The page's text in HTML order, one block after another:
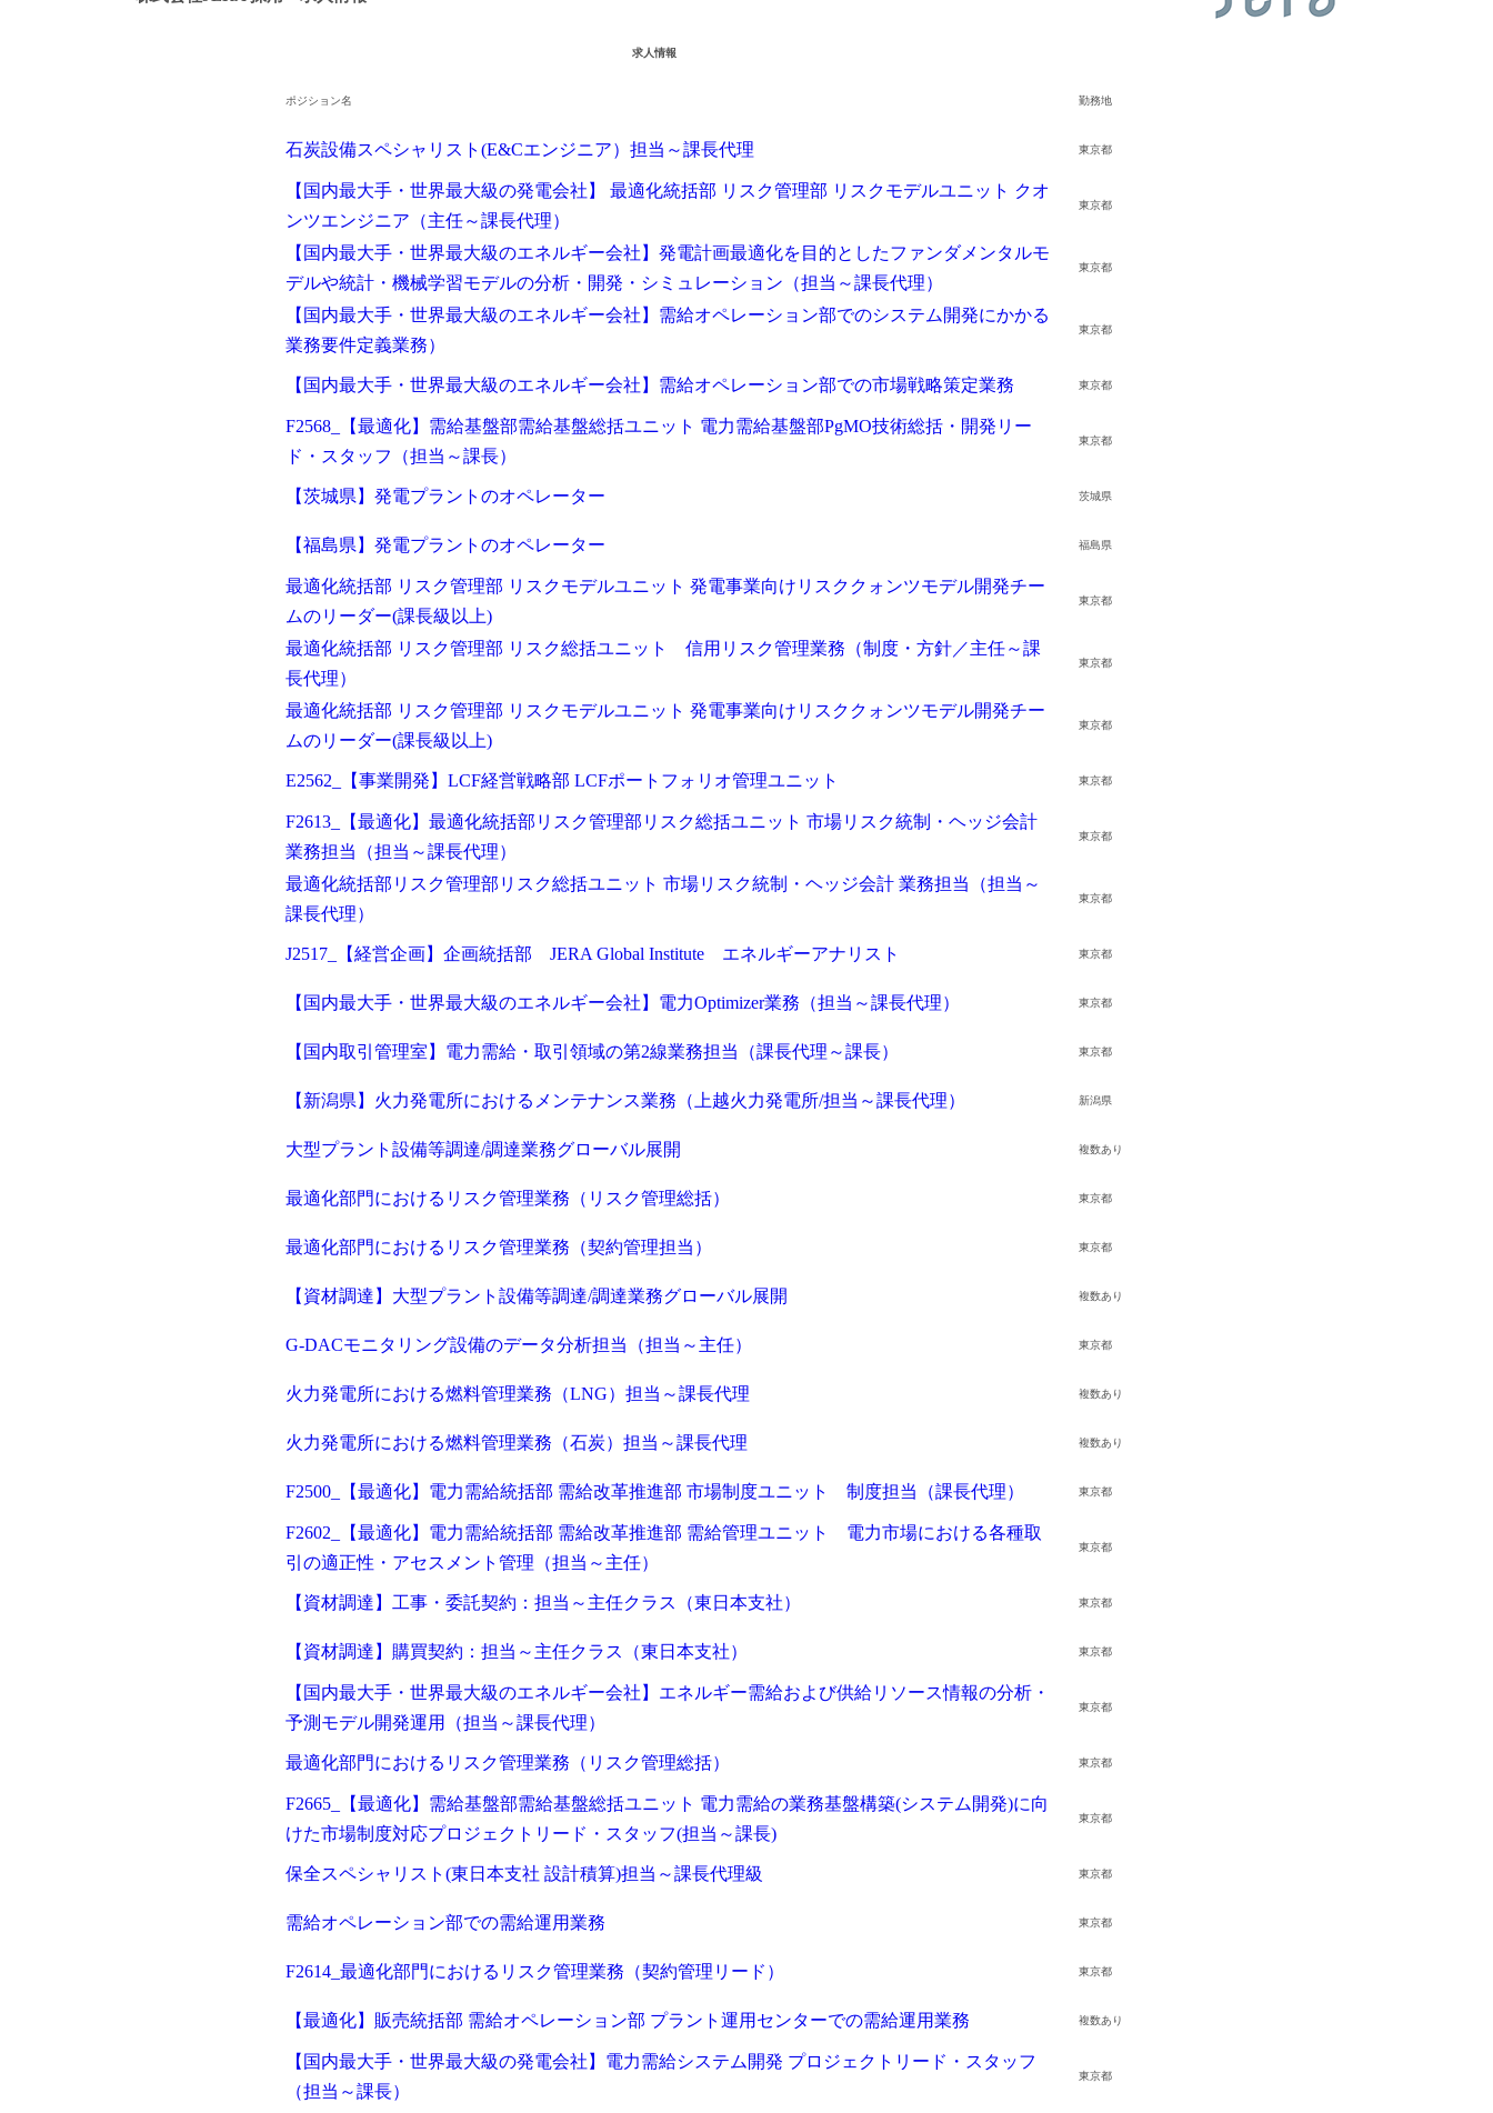
キャンセル ログアウト
はじめに、あなたが活かしたい 「ご経験業種」をお選びください
サービス（人材・ホテル・旅行・教育）
消費財（食品・アパレル・トイレタリー） マスコミ（広告・制作）
建設・不動産
コンサルティング・シンクタンク・事務所
求人情報
ポジション名 勤務地
石炭設備スペシャリスト(E&Cエンジニア）担当～課長代理 東京都
【国内最大手・世界最大級の発電会社】 最適化統括部 リスク管理部 リスクモデルユニット クオ
ンツエンジニア（主任～課長代理）
東京都
【国内最大手・世界最大級のエネルギー会社】発電計画最適化を目的としたファンダメンタルモ
デルや統計・機械学習モデルの分析・開発・シミュレーション（担当～課長代理）
東京都
【国内最大手・世界最大級のエネルギー会社】需給オペレーション部でのシステム開発にかかる
業務要件定義業務）
東京都
【国内最大手・世界最大級のエネルギー会社】需給オペレーション部での市場戦略策定業務 東京都
F2568_【最適化】需給基盤部需給基盤総括ユニット 電力需給基盤部PgMO技術総括・開発リー
ド・スタッフ（担当～課長）
東京都
【茨城県】発電プラントのオペレーター 茨城県
【福島県】発電プラントのオペレーター 福島県
最適化統括部 リスク管理部 リスクモデルユニット 発電事業向けリスククォンツモデル開発チー
ムのリーダー(課長級以上)
東京都
最適化統括部 リスク管理部 リスク総括ユニット 信用リスク管理業務（制度・方針／主任～課
長代理）
東京都
最適化統括部 リスク管理部 リスクモデルユニット 発電事業向けリスククォンツモデル開発チー
ムのリーダー(課長級以上)
東京都
E2562_【事業開発】LCF経営戦略部 LCFポートフォリオ管理ユニット 東京都
F2613_【最適化】最適化統括部リスク管理部リスク総括ユニット 市場リスク統制・ヘッジ会計
業務担当（担当～課長代理）
東京都
最適化統括部リスク管理部リスク総括ユニット 市場リスク統制・ヘッジ会計 業務担当（担当～
課長代理）
東京都
J2517_【経営企画】企画統括部 JERA Global Institute エネルギーアナリスト 東京都
【国内最大手・世界最大級のエネルギー会社】電力Optimizer業務（担当～課長代理） 東京都
【国内取引管理室】電力需給・取引領域の第2線業務担当（課長代理～課長） 東京都
【新潟県】火力発電所におけるメンテナンス業務（上越火力発電所/担当～課長代理） 新潟県
大型プラント設備等調達/調達業務グローバル展開 複数あり
最適化部門におけるリスク管理業務（リスク管理総括） 東京都
最適化部門におけるリスク管理業務（契約管理担当） 東京都
【資材調達】大型プラント設備等調達/調達業務グローバル展開 複数あり
G-DACモニタリング設備のデータ分析担当（担当～主任） 東京都
火力発電所における燃料管理業務（LNG）担当～課長代理 複数あり
火力発電所における燃料管理業務（石炭）担当～課長代理 複数あり
F2500_【最適化】電力需給統括部 需給改革推進部 市場制度ユニット 制度担当（課長代理） 東京都
F2602_【最適化】電力需給統括部 需給改革推進部 需給管理ユニット 電力市場における各種取
引の適正性・アセスメント管理（担当～主任）
東京都
【資材調達】工事・委託契約：担当～主任クラス（東日本支社） 東京都
【資材調達】購買契約：担当～主任クラス（東日本支社） 東京都
【国内最大手・世界最大級のエネルギー会社】エネルギー需給および供給リソース情報の分析・
予測モデル開発運用（担当～課長代理）
東京都
最適化部門におけるリスク管理業務（リスク管理総括） 東京都
F2665_【最適化】需給基盤部需給基盤総括ユニット 電力需給の業務基盤構築(システム開発)に向
けた市場制度対応プロジェクトリード・スタッフ(担当～課長)
東京都
保全スペシャリスト(東日本支社 設計積算)担当～課長代理級 東京都
需給オペレーション部での需給運用業務 東京都
F2614_最適化部門におけるリスク管理業務（契約管理リード） 東京都
【最適化】販売統括部 需給オペレーション部 プラント運用センターでの需給運用業務 複数あり
【国内最大手・世界最大級の発電会社】電力需給システム開発 プロジェクトリード・スタッフ
（担当～課長）
東京都
メール認証は当社サービスを利用される方が登録されたメールアドレスがご本人のもので受信可能であることを確認するための仕組みで
してジェイ エイ シー リクルートメントをお使いいただくための大切な認証操作となります。
個人情報取り扱いおよびサービス利用規約